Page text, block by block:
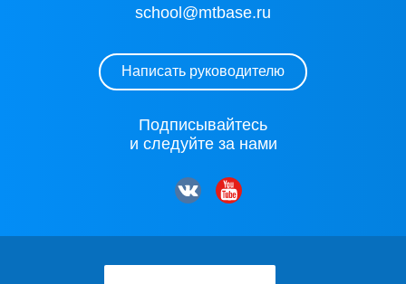
school@mtbase.ru
Написать руководителю
Подписывайтесь
и следуйте за нами